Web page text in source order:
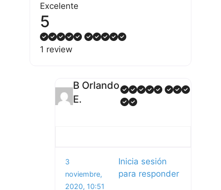
Excelente
5
1 review
B Orlando
E.
3
noviembre,
2020, 10:51
Inicia sesión
para responder